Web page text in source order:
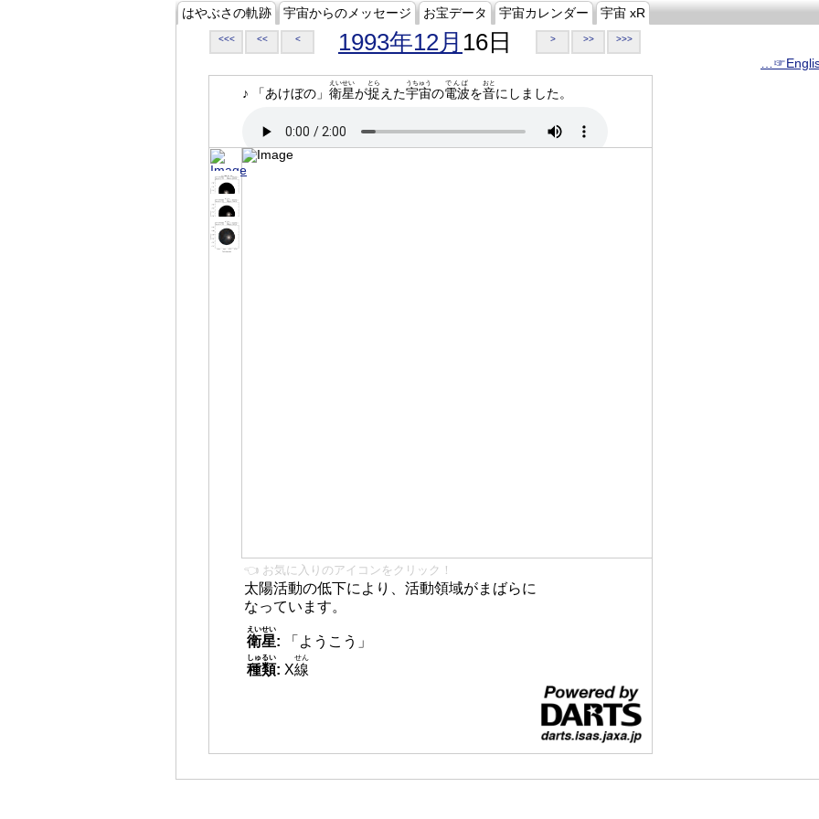
はやぶさの軌跡 宇宙からのメッセージ お宝データ 宇宙カレンダー 宇宙 xR
<<< << < 1993年12月 16日 > >> >>>
♪ 「あけぼの」 衛星
えいせい
が捉
とら
えた宇宙
うちゅう
の電波
でんぱ
を音
おと
にしました。
👈 お気に入りのアイコンをクリック！
太陽活動の低下により、活動領域がまばらに
なっています。
衛星
えいせい
:
「ようこう」
種類
しゅるい
: X線
せん